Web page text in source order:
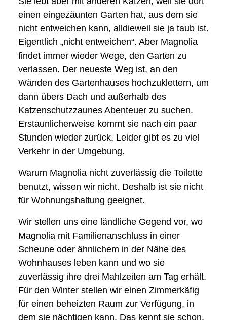
einen eingezäunten Garten hat, aus dem sie
nicht entweichen kann, alldieweil sie ja taub ist.
Eigentlich „nicht entweichen“. Aber Magnolia
findet immer wieder Wege, den Garten zu
verlassen. Der neueste Weg ist, an den
Wänden des Gartenhauses hochzuklettern, um
dann übers Dach und außerhalb des
Katzenschutzzaunes Abenteuer zu suchen.
Erstaunlicherweise kommt sie nach ein paar
Stunden wieder zurück. Leider gibt es zu viel
Verkehr in der Umgebung.
Warum Magnolia nicht zuverlässig die Toilette
benutzt, wissen wir nicht. Deshalb ist sie nicht
für Wohnungshaltung geeignet.
Wir stellen uns eine ländliche Gegend vor, wo
Magnolia mit Familienanschluss in einer
Scheune oder ähnlichem in der Nähe des
Wohnhauses leben kann und wo sie
zuverlässig ihre drei Mahlzeiten am Tag erhält.
Für den Winter stellen wir einen Zimmerkäfig
für einen beheizten Raum zur Verfügung, in
dem sie nächtigen kann. Das kennt sie schon.